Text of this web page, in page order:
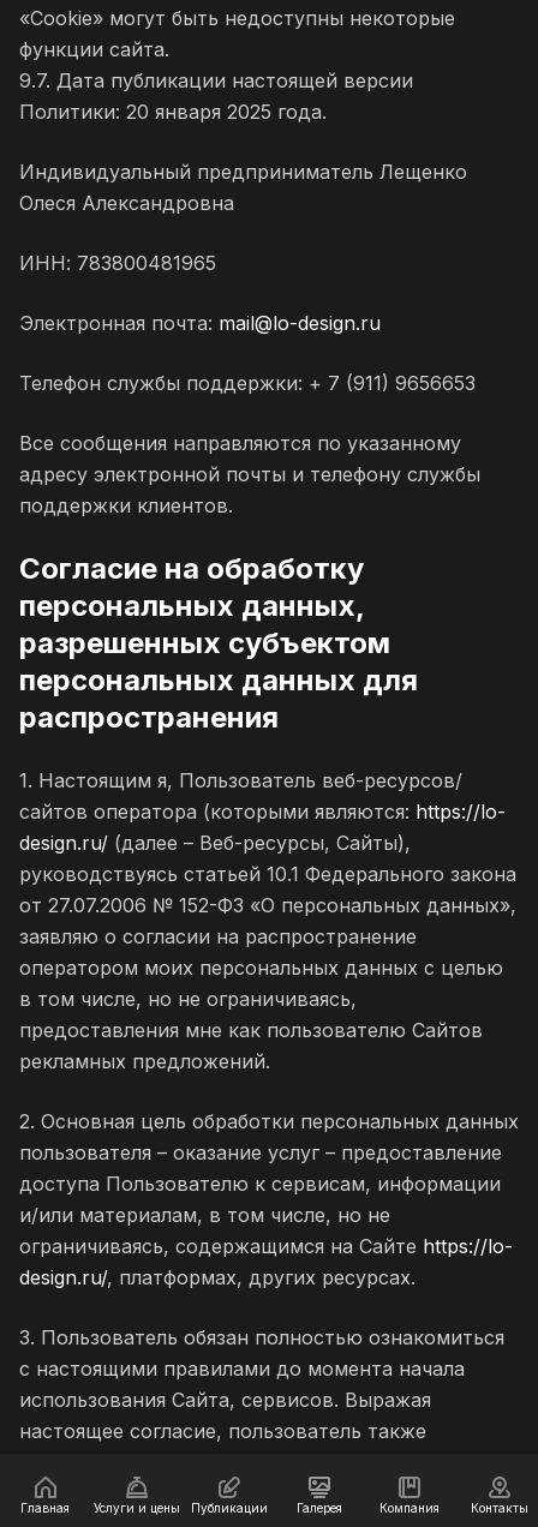
«Cookie» могут быть недоступны некоторые
функции сайта.
9.7. Дата публикации настоящей версии
Политики: 20 января 2025 года.
Индивидуальный предприниматель Лещенко
Олеся Александровна
ИНН: 783800481965
Электронная почта: mail@lo-design.ru
Телефон службы поддержки: + 7 (911) 9656653
Все сообщения направляются по указанному
адресу электронной почты и телефону службы
поддержки клиентов.
Согласие на обработку
персональных данных,
разрешенных субъектом
персональных данных для
распространения
1. Настоящим я, Пользователь веб-ресурсов/
сайтов оператора (которыми являются: https://lo-
design.ru/ (далее – Веб-ресурсы, Сайты),
руководствуясь статьей 10.1 Федерального закона
от 27.07.2006 № 152-ФЗ «О персональных данных»,
заявляю о согласии на распространение
оператором моих персональных данных с целью
в том числе, но не ограничиваясь,
предоставления мне как пользователю Сайтов
рекламных предложений.
2. Основная цель обработки персональных данных
пользователя – оказание услуг – предоставление
доступа Пользователю к сервисам, информации
и/или материалам, в том числе, но не
ограничиваясь, содержащимся на Сайте https://lo-
design.ru/, платформах, других ресурсах.
3. Пользователь обязан полностью ознакомиться
с настоящими правилами до момента начала
использования Сайта, сервисов. Выражая
настоящее согласие, пользователь также
обработки персональных данных, аналогично
Главная Услуги и цены Публикации Галерея Компания Контакты